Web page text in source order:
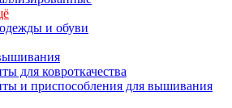
и обуви
для ковроткачества
и приспособления для вышивания